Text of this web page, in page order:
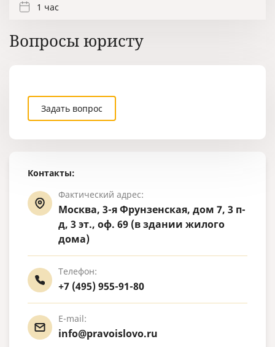
Контакты:
Фактический адрес:
Москва, 3-я Фрунзенская, дом 7, 3 п-
д, 3 эт., оф. 69 (в здании жилого
дома)
Телефон:
+7 (495) 955-91-80
E-mail:
info@pravoislovo.ru
1 час
Вопросы юристу
Задать вопрос